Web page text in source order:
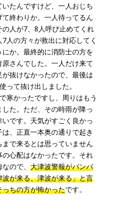
たんですけど、一人おじち
終わりか。一人待ってるん
人が7、8人呼び止めてくれ
人の方々が救出に対応してく
か。最終的に消防士の方を
さんでした。一人だけ来て
が抜けなかったので、最後は
って抜け出しました。
寒かったですし、周りはもう
た。ただ、その時雨が降っ
です。天気がすごく良かっ
、正直一本奥の通りで起き
で来るとは思っていません
心配はなかったです。それ
なので、大津波警報がバンバ
が来る、津波が来る」と言
ちの方が怖かったです。